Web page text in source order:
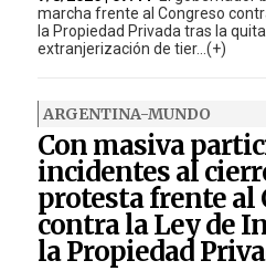
marcha frente al Congreso
la Propiedad Privada tras la
extranjerización de tier...(+)
ARGENTINA-MUNDO
Con masiva
incidentes al
protesta frente al
contra la Ley de
la Propiedad